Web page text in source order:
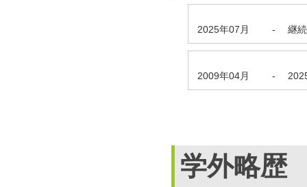
2025年07月 - 継
2009年04月 -
学外略歴